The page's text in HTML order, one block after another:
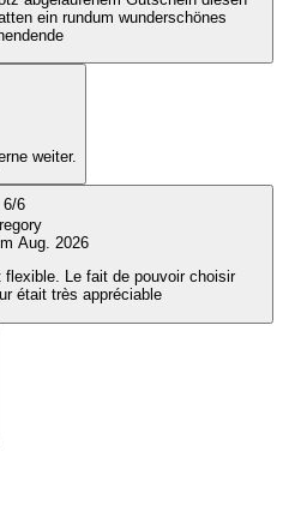
ein rundum wunderschönes
weiter.
6/6
Aug. 2026
Le fait de pouvoir choisir
était très appréciable